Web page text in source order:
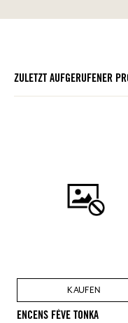
ZULETZT AUFGERUFENER
KAUFEN
ENCENS FÈVE TONKA